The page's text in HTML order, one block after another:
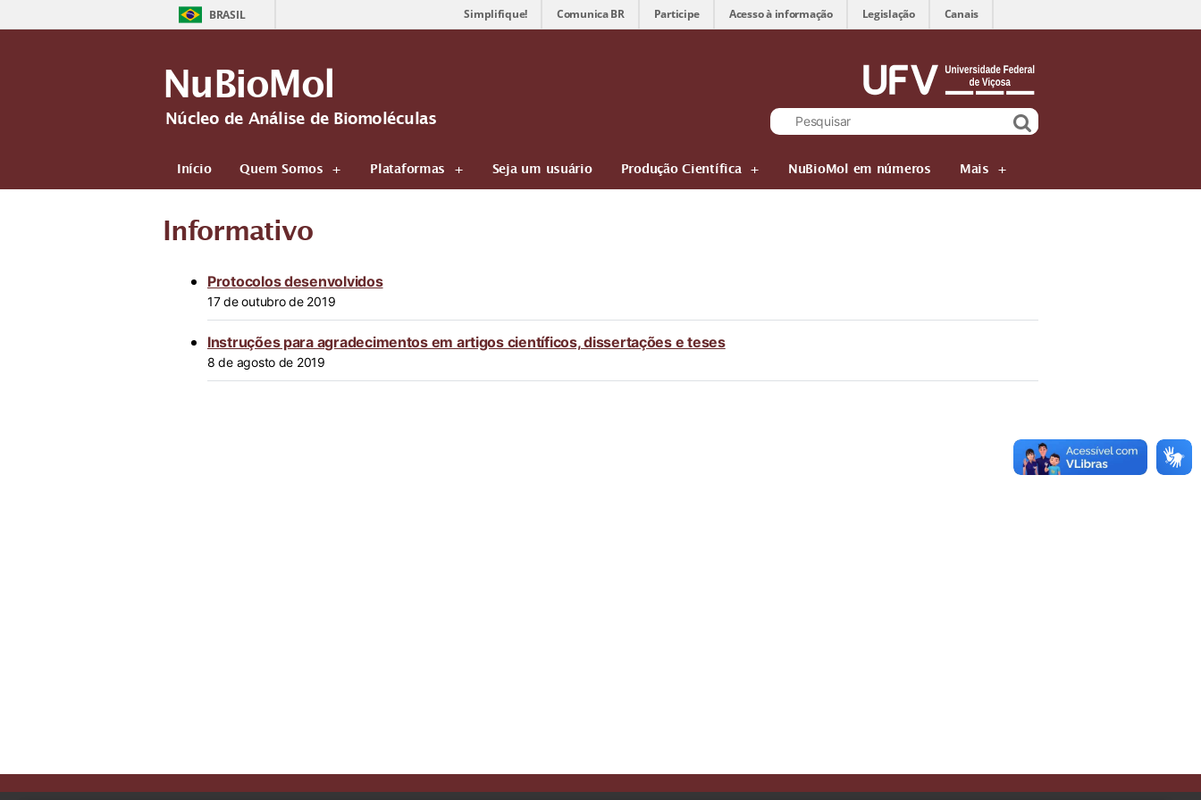
BRASIL Simplifique! Comunica BR Participe Acesso à informação Legislação Canais
NuBioMol
Núcleo de Análise de Biomoléculas
Início Quem Somos Plataformas Seja um usuário Produção Científica NuBioMol em números Mais
Informativo
Protocolos desenvolvidos
17 de outubro de 2019
Instruções para agradecimentos em artigos científicos, dissertações e teses
8 de agosto de 2019